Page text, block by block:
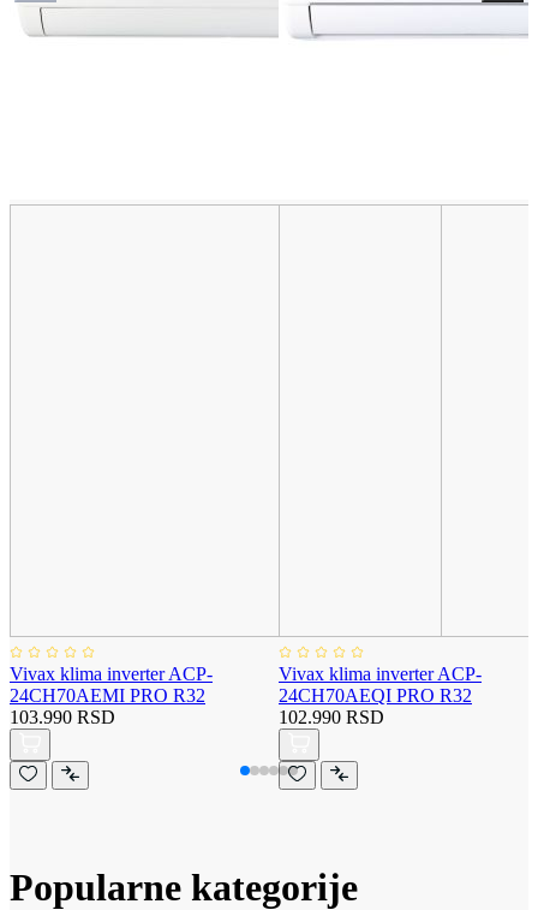
Vivax klima inverter ACP-
24CH70AEMI PRO R32
103.990 RSD
Vivax klima inverter ACP-
24CH70AEQI PRO R32
102.990 RSD
Popularne kategorije